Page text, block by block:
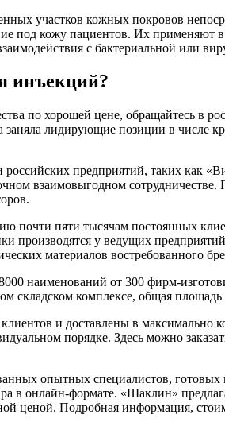
участков кожных покровов
под кожу пациентов. Их
с бактериальной или
инъекций?
по хорошей цене, обращайтесь в
заняла лидирующие позиции в
российских предприятий, таких
взаимовыгодном
почти пяти тысячам постоянных
производятся у ведущих
материалов востребованного
наименований от 300 фирм-
складском комплексе, общая площадь
и доставлены в
порядке. Здесь можно
опытных специалистов,
в онлайн-формате. «Шаклин»
ценой. Подробная информация,